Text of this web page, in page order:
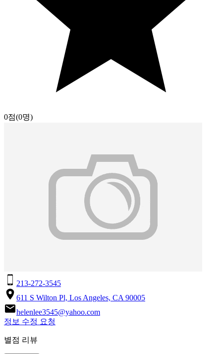
0점(0명)
213-272-3545
611 S Wilton Pl, Los Angeles, CA 90005
helenlee3545@yahoo.com
정보 수정 요청
별점 리뷰